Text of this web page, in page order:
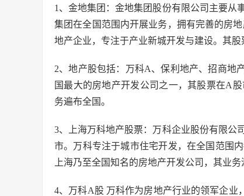
1、金地集团：金地集团股份有限公司主要从
集团在全国范围内开展业务，拥有完善的房
地产企业，专注于产业新城开发与建设。其
2、地产股包括：万科A、保利地产、招商地
国最大的房地产开发公司之一，其股票在A
务遍布全国。
3、上海万科地产股票：万科企业股份有限公
市。万科专注于城市住宅开发，在全国范围
上海乃至全国知名的房地产开发公司，其业
4、万科A股 万科作为房地产行业的领军企业